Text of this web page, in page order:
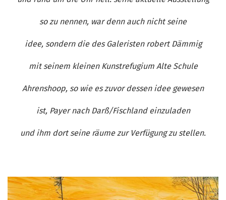
so zu nennen, war denn auch nicht seine
idee, sondern die des Galeristen robert Dämmig
mit seinem kleinen Kunstrefugium Alte Schule
Ahrenshoop, so wie es zuvor dessen idee gewesen
ist, Payer nach Darß/Fischland einzuladen
und ihm dort seine räume zur Verfügung zu stellen.